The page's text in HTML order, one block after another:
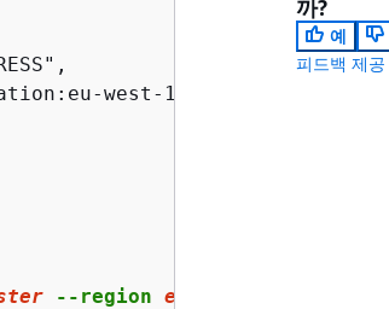
west-1:xxx:stack/
--region eu
까?
예
피드백 제공